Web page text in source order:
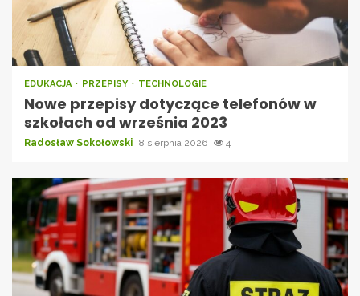
EDUKACJA PRZEPISY TECHNOLOGIE
Nowe przepisy dotyczące telefonów w
szkołach od września 2023
Radosław Sokołowski 8 sierpnia 2026 4